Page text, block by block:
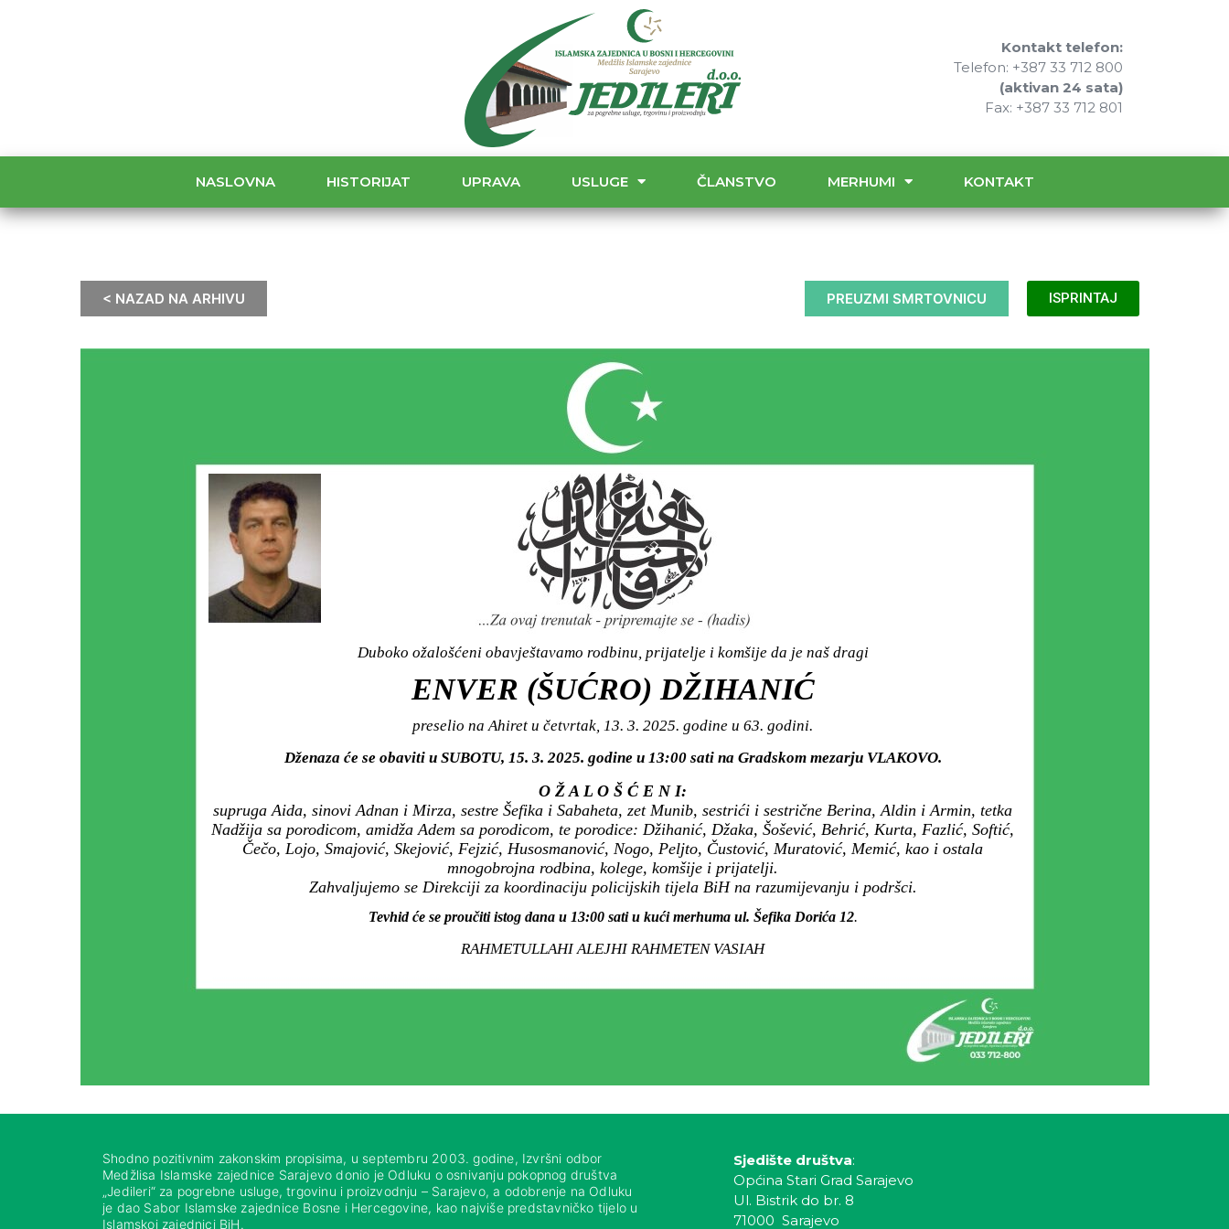
Kontakt telefon:
Telefon: +387 33 712 800
(aktivan 24 sata)
Fax: +387 33 712 801
NASLOVNA HISTORIJAT UPRAVA USLUGE ČLANSTVO MERHUMI KONTAKT
< NAZAD NA ARHIVU PREUZMI SMRTOVNICU ISPRINTAJ
Duboko ožalošćeni obavještavamo rodbinu, prijatelje i komšije da je naš dragi
ENVER (ŠUĆRO) DŽIHANIĆ
preselio na Ahiret u četvrtak, 13. 3. 2025. godine u 63. godini.
Dženaza će se obaviti u SUBOTU, 15. 3. 2025. godine u 13:00 sati na Gradskom mezarju VLAKOVO.
O Ž A L O Š Ć E N I:
supruga Aida, sinovi Adnan i Mirza, sestre Šefika i Sabaheta, zet Munib, sestrići i sestrične Berina, Aldin i Armin, tetka
Nadžija sa porodicom, amidža Adem sa porodicom, te porodice: Džihanić, Džaka, Šošević, Behrić, Kurta, Fazlić, Softić,
Čečo, Lojo, Smajović, Skejović, Fejzić, Husosmanović, Nogo, Peljto, Čustović, Muratović, Memić, kao i ostala
mnogobrojna rodbina, kolege, komšije i prijatelji.
Zahvaljujemo se Direkciji za koordinaciju policijskih tijela BiH na razumijevanju i podršci.
Tevhid će se proučiti istog dana u 13:00 sati u kući merhuma ul. Šefika Dorića 12.
RAHMETULLAHI ALEJHI RAHMETEN VASIAH
Shodno pozitivnim zakonskim propisima, u septembru 2003. godine, Izvršni odbor
Medžlisa Islamske zajednice Sarajevo donio je Odluku o osnivanju pokopnog društva
„Jedileri“ za pogrebne usluge, trgovinu i proizvodnju – Sarajevo, a odobrenje na Odluku
je dao Sabor Islamske zajednice Bosne i Hercegovine, kao najviše predstavničko tijelo u
Islamskoj zajednici BiH.
Sjedište društva:
Općina Stari Grad Sarajevo
Ul. Bistrik do br. 8
71000 Sarajevo